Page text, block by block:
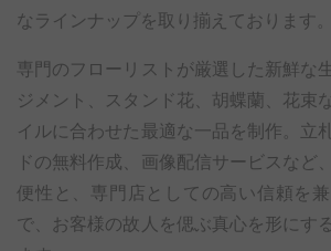
なラインナップを取り揃えております。
専門のフローリストが厳選した新鮮な
ジメント、スタンド花、胡蝶蘭、花束
イルに合わせた最適な一品を制作。立
ドの無料作成、画像配信サービスなど
便性と、専門店としての高い信頼を
で、お客様の故人を偲ぶ真心を形にす